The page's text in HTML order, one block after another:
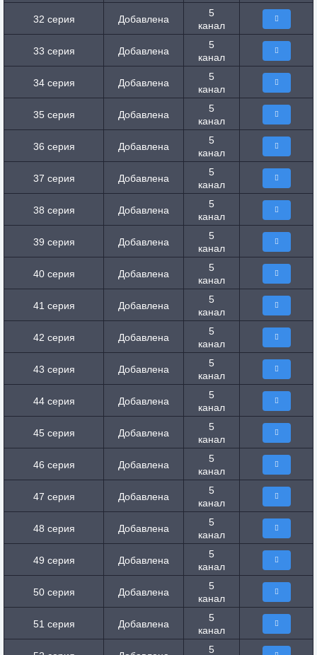
32 серия Добавлена
5
канал
33 серия Добавлена
5
канал
34 серия Добавлена
5
канал
35 серия Добавлена
5
канал
36 серия Добавлена
5
канал
37 серия Добавлена
5
канал
38 серия Добавлена
5
канал
39 серия Добавлена
5
канал
40 серия Добавлена
5
канал
41 серия Добавлена
5
канал
42 серия Добавлена
5
канал
43 серия Добавлена
5
канал
44 серия Добавлена
5
канал
45 серия Добавлена
5
канал
46 серия Добавлена
5
канал
47 серия Добавлена
5
канал
48 серия Добавлена
5
канал
49 серия Добавлена
5
канал
50 серия Добавлена
5
канал
51 серия Добавлена
5
канал
5